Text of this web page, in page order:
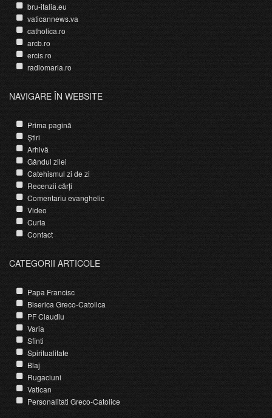
bru-italia.eu
vaticannews.va
catholica.ro
arcb.ro
ercis.ro
radiomaria.ro
NAVIGARE ÎN WEBSITE
Prima pagină
Știri
Arhivă
Gândul zilei
Catehismul zi de zi
Recenzii cărți
Comentariu evanghelic
Video
Curia
Contact
CATEGORII ARTICOLE
Papa Francisc
Biserica Greco-Catolica
PF Claudiu
Varia
Sfinti
Spiritualitate
Blaj
Rugaciuni
Vatican
Personalitati Greco-Catolice